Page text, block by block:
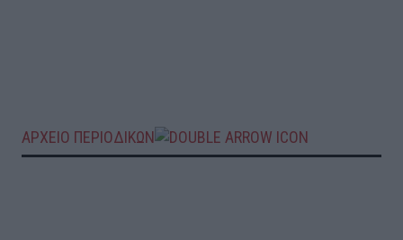
ΑΡΧΕΙΟ ΠΕΡΙΟΔΙΚΩΝ